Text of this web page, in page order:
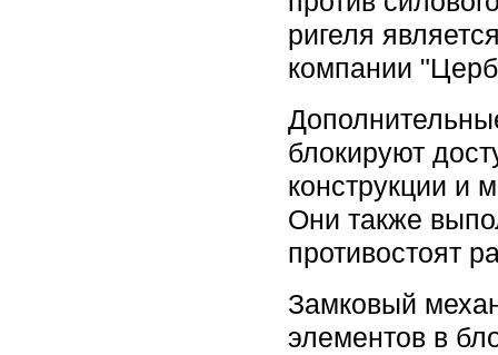
ригеля
компании
блокируют
конструкции и
Они также
противостоят
Замковый
элементов в